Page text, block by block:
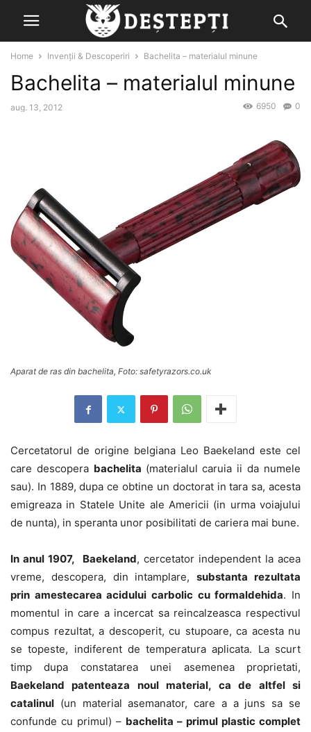
Home Invenții & Descoperiri Bachelita – materialul minune
Bachelita – materialul minune
aug. 13, 2012 0
6950
Aparat de ras din bachelita, Foto: safetyrazors.co.uk
Cercetatorul de origine belgiana Leo Baekeland este cel
care descopera bachelita (materialul caruia ii da numele
sau). In 1889, dupa ce obtine un doctorat in tara sa, acesta
emigreaza in Statele Unite ale Americii (in urma voiajului
de nunta), in speranta unor posibilitati de cariera mai bune.
In anul 1907, Baekeland, cercetator independent la acea
vreme, descopera, din intamplare,substanta rezultata
prin amestecarea acidului carbolic cu formaldehida. In
momentul in care a incercat sa reincalzeasca respectivul
compus rezultat, a descoperit, cu stupoare, ca acesta nu
se topeste, indiferent de temperatura aplicata. La scurt
timp dupa constatarea unei asemenea proprietati,
Baekeland patenteaza noul material, ca de altfel si
catalinul (un material asemanator, care a a juns sa se
confunde cu primul) – bachelita – primul plastic complet